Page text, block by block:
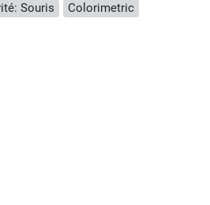
Souris Colorimetric